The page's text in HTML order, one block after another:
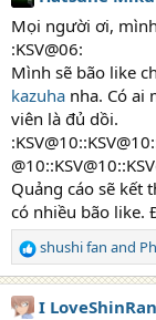
t
i
o
n
s
:
Mọi người ơi,
:KSV@06:
Mình sẽ bão like
kazuha nha. Có ai
viên là đủ dồi.
Quảng cáo sẽ kết
có nhiều bão like.
R
e
a
c
shushi fan and
I